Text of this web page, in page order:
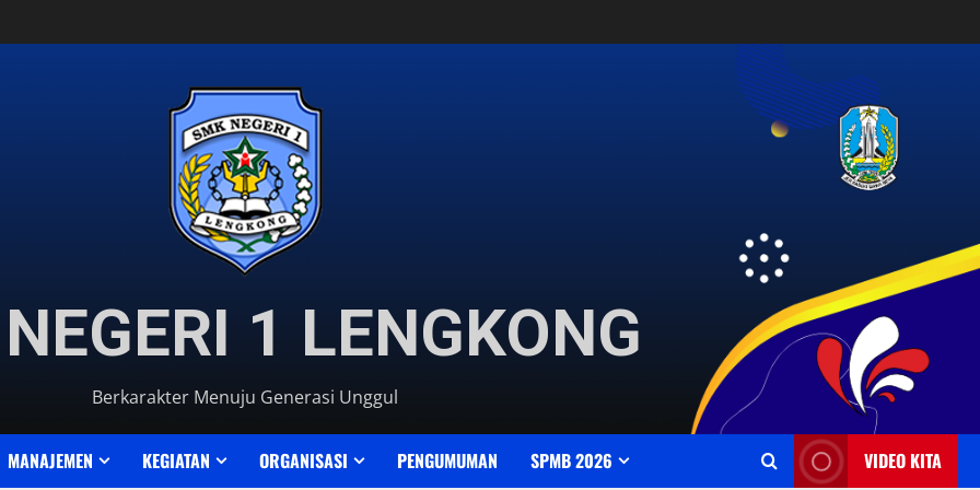
1 LENGKONG
Berkarakter Menuju Generasi Unggul
MANAJEMEN KEGIATAN ORGANISASI PENGUMUMAN SPMB 2026 VIDEO KITA